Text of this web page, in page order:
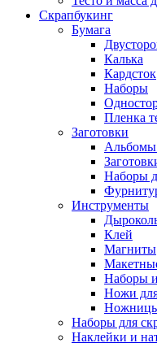
Скрапбукинг
Бумага
Калька
Кардсток
Наборы
Пленка
Заготовки
Альбомы
Наборы
Инструменты
Клей
Магниты
Наборы
Ножи
Наборы для
Наклейки и